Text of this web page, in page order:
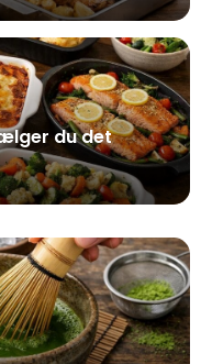
du det